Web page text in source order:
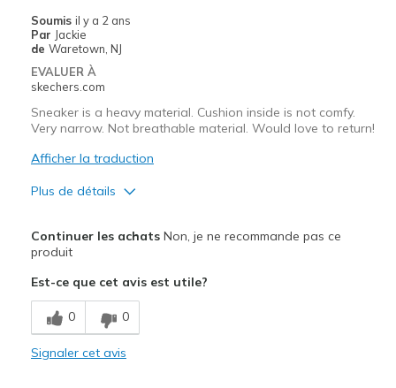
Soumis il y a 2 ans
Par Jackie
de Waretown, NJ
EVALUER À
skechers.com
Sneaker is a heavy material. Cushion inside is not comfy.
Very narrow. Not breathable material. Would love to return!
Afficher la traduction
Plus de détails
Poor Cushioning
Width
Feels too narrow
Sizing
View On Shoes
Continuer les achatsNon, je ne recommande pas ce
produit
Est-ce que cet avis est utile?
0 0
Signaler cet avis